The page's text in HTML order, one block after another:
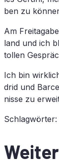
ben zu
Am
land und ich
tol­len
Ich bin
drid und
nis­se zu
Schlagwörter: